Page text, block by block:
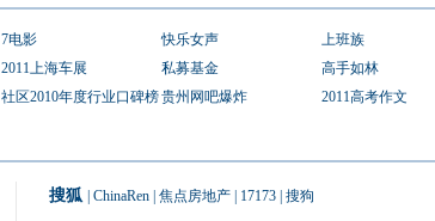
7电影 快乐女声 上班族
2011上海车展 私募基金 高手如林
社区2010年度行业口碑榜贵州网吧爆炸 2011高考作文
搜狐 ChinaRen 焦点房地产 17173 搜狗